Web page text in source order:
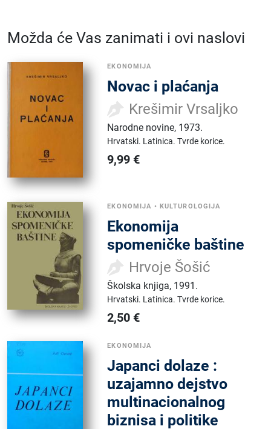
Možda će Vas zanimati i ovi naslovi
EKONOMIJA
Novac i plaćanja
Krešimir Vrsaljko
Narodne novine, 1973.
Hrvatski. Latinica.Tvrde korice.
9,99 €
EKONOMIJA • KULTUROLOGIJA
Ekonomija
spomeničke baštine
Hrvoje Šošić
Školska knjiga, 1991.
Hrvatski. Latinica.Tvrde korice.
2,50 €
EKONOMIJA
Japanci dolaze :
uzajamno dejstvo
multinacionalnog
biznisa i politike